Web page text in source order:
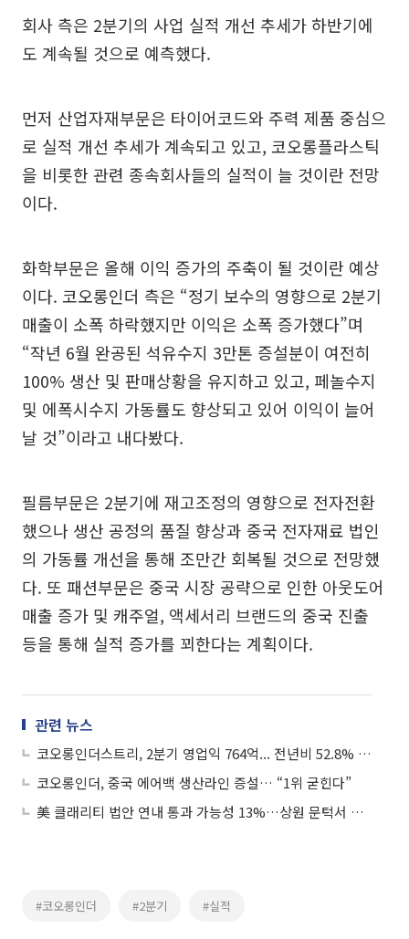
회사 측은 2분기의 사업 실적 개선 추세가 하반기에
도 계속될 것으로 예측했다.
먼저 산업자재부문은 타이어코드와 주력 제품 중심으
로 실적 개선 추세가 계속되고 있고, 코오롱플라스틱
을 비롯한 관련 종속회사들의 실적이 늘 것이란 전망
이다.
화학부문은 올해 이익 증가의 주축이 될 것이란 예상
이다. 코오롱인더 측은 “정기 보수의 영향으로 2분기
매출이 소폭 하락했지만 이익은 소폭 증가했다”며
“작년 6월 완공된 석유수지 3만톤 증설분이 여전히
100% 생산 및 판매상황을 유지하고 있고, 페놀수지
및 에폭시수지 가동률도 향상되고 있어 이익이 늘어
날 것”이라고 내다봤다.
필름부문은 2분기에 재고조정의 영향으로 전자전환
했으나 생산 공정의 품질 향상과 중국 전자재료 법인
의 가동률 개선을 통해 조만간 회복될 것으로 전망했
다. 또 패션부문은 중국 시장 공략으로 인한 아웃도어
매출 증가 및 캐주얼, 액세서리 브랜드의 중국 진출
등을 통해 실적 증가를 꾀한다는 계획이다.
관련 뉴스
코오롱인더스트리, 2분기 영업익 764억... 전년비 52.8% 상승
코오롱인더, 중국 에어백 생산라인 증설… “1위 굳힌다”
美 클래리티 법안 연내 통과 가능성 13%…상원 문턱서 제동
#코오롱인더 #2분기 #실적